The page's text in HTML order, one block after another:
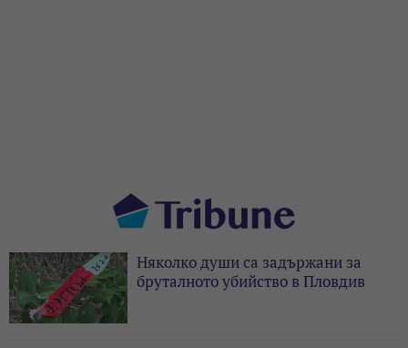
Няколко души са задържани за
бруталното убийство в Пловдив